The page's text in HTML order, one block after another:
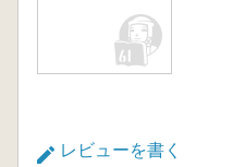
レビューを書く